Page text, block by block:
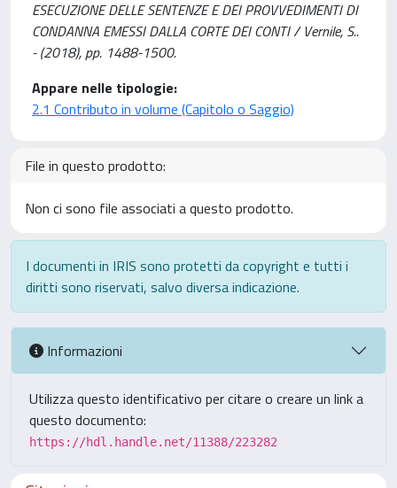
ESECUZIONE DELLE SENTENZE E DEI PROVVEDIMENTI DI
CONDANNA EMESSI DALLA CORTE DEI CONTI / Vernile, S..
- (2018), pp. 1488-1500.
Appare nelle tipologie:
2.1 Contributo in volume (Capitolo o Saggio)
File in questo prodotto:
Non ci sono file associati a questo prodotto.
I documenti in IRIS sono protetti da copyright e tutti i
diritti sono riservati, salvo diversa indicazione.
Informazioni
Utilizza questo identificativo per citare o creare un link a
questo documento:
https://hdl.handle.net/11388/223282